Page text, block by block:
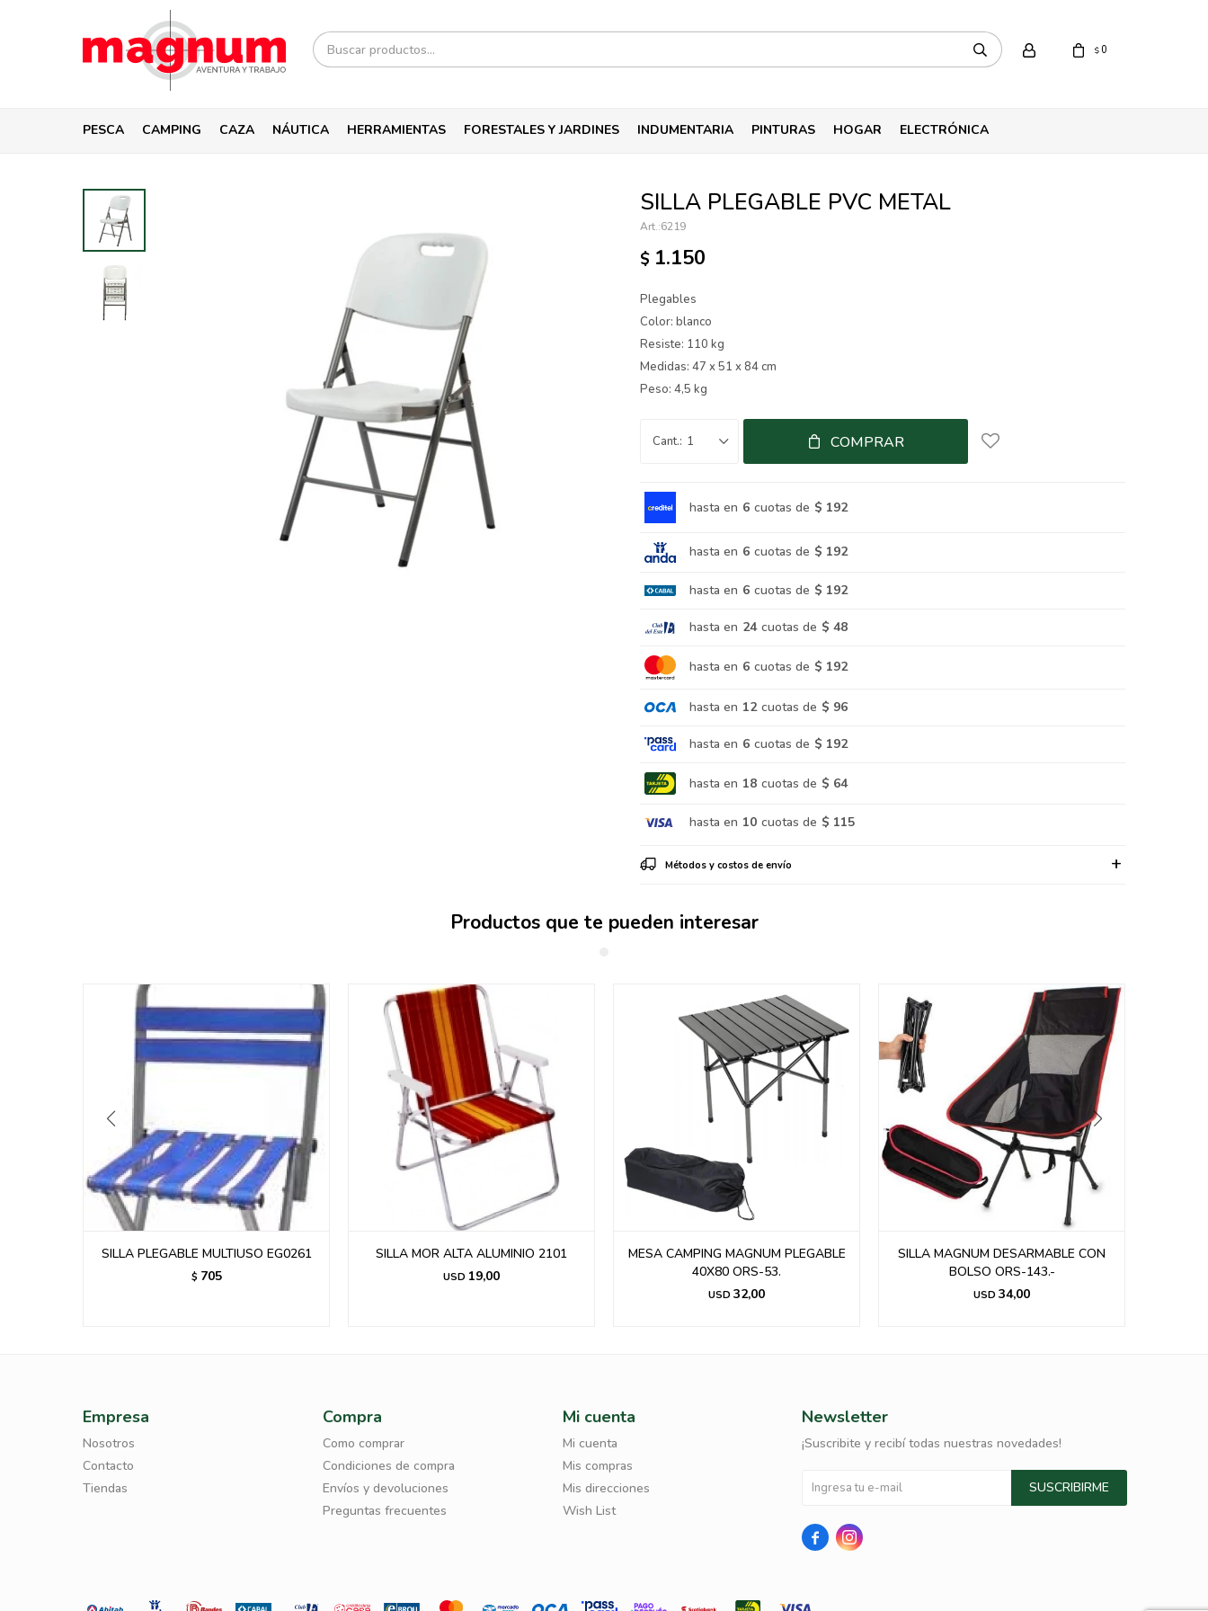
PESCA CAMPING CAZA NÁUTICA HERRAMIENTAS FORESTALES Y JARDINES INDUMENTARIA PINTURAS HOGAR ELECTRÓNICA
$ 0
SILLA PLEGABLE PVC METAL
6219
$ 1.150
Plegables
Color: blanco
Resiste: 110 kg
Medidas: 47 x 51 x 84 cm
Peso: 4,5 kg
1 COMPRAR
hasta en 6 cuotas de $ 192
hasta en 6 cuotas de $ 192
hasta en 6 cuotas de $ 192
hasta en 24 cuotas de $ 48
hasta en 6 cuotas de $ 192
hasta en 12 cuotas de $ 96
hasta en 6 cuotas de $ 192
hasta en 18 cuotas de $ 64
hasta en 10 cuotas de $ 115
Métodos y costos de envío
Productos que te pueden interesar
SILLA PLEGABLE MULTIUSO EG0261
$ 705
SILLA MOR ALTA ALUMINIO 2101
USD 19,00
MESA CAMPING MAGNUM PLEGABLE
40X80 ORS-53.
USD 32,00
SILLA MAGNUM DESARMABLE CON
BOLSO ORS-143.-
USD 34,00
Empresa
Nosotros
Contacto
Tiendas
Compra
Como comprar
Condiciones de compra
Envíos y devoluciones
Preguntas frecuentes
Mi cuenta
Mi cuenta
Mis compras
Mis direcciones
Wish List
Newsletter
¡Suscribite y recibí todas nuestras novedades!
SUSCRIBIRME
 